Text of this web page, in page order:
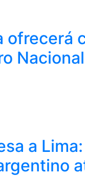
ofrecerá
a